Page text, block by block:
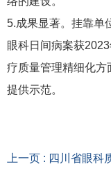
5.成果显著。挂靠单
眼科日间病案获
疗质量管理精细化方
提供示范。
上一页 : 四川省眼科